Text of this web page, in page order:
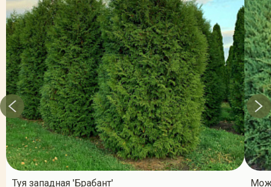
Туя западная 'Брабант'